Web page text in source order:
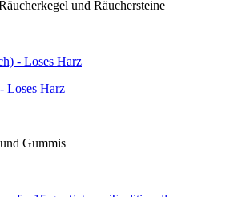
und Räuchersteine
Loses Harz
Gummis